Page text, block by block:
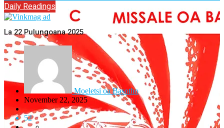
Daily Readings
La 22 Pulungoana 2025
Moeletsi oa Basotho
November 22, 2025
52